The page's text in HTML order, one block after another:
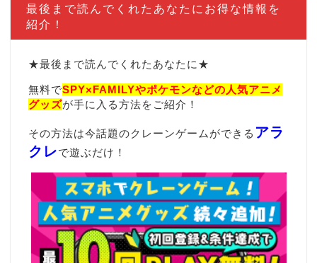
最後まで読んでくれたあなたにお得な情報を
紹介！
★最後まで読んでくれたあなたに★
無料でSPY×FAMILYやポケモンなどの 人気アニメ
グッズが手に入る方法をご紹介！
その方法は今話題のクレーンゲームができる アラ
クレで遊ぶだけ！